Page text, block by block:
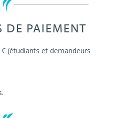
DE PAIEMENT
(étudiants et demandeurs